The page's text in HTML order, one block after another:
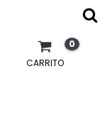
CARRITO
0